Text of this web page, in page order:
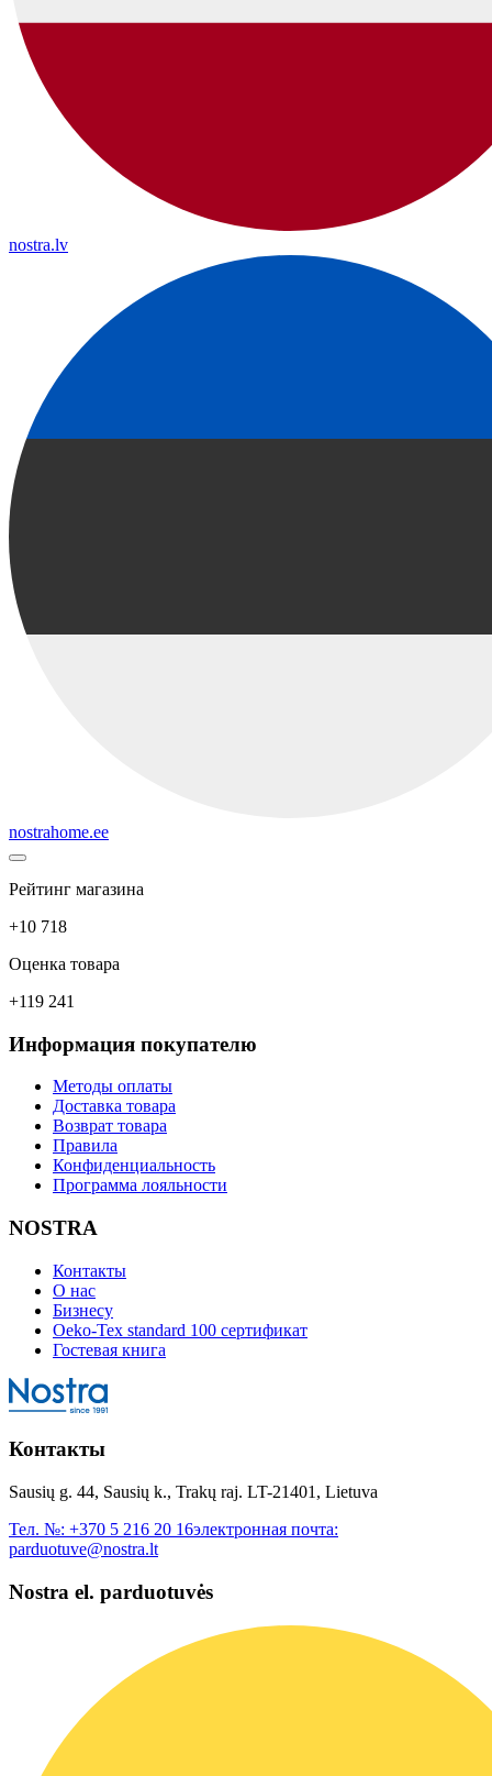
nostra.lv
nostrahome.ee
Рейтинг магазина
+10 718
Оценка товара
+119 241
Информация покупателю
Методы оплаты
Доставка товара
Возврат товара
Правила
Конфиденциальность
Программа лояльности
NOSTRA
Контакты
О нас
Бизнесу
Oeko-Tex standard 100 сертификат
Гостевая книга
Контакты
Sausių g. 44, Sausių k., Trakų raj. LT-21401, Lietuva
Тел. №: +370 5 216 20 16электронная почта:
parduotuve@nostra.lt
Nostra el. parduotuvės